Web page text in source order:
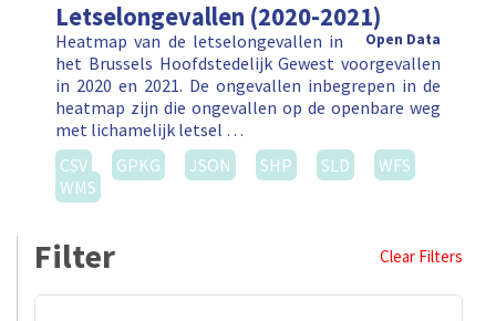
Letselongevallen (2020-2021)
Open Data
Heatmap van de letselongevallen in
het Brussels Hoofdstedelijk Gewest voorgevallen
in 2020 en 2021. De ongevallen inbegrepen in de
heatmap zijn die ongevallen op de openbare weg
met lichamelijk letsel …
CSV
GPKG JSON SHP SLD
WFS
WMS
Filter Clear Filters